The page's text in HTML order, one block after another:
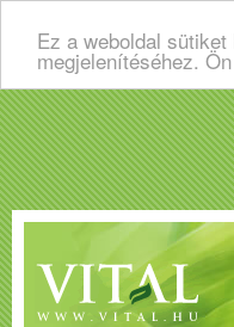
Ez a weboldal
megjelenítéséhez.